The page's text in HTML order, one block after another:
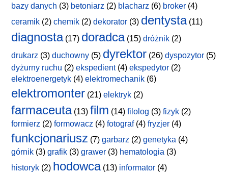
bazy danych (3) betoniarz (2) blacharz (6) broker (4)
ceramik (2) chemik (2) dekorator (3) dentysta(11)
diagnosta(17) doradca(15) dróżnik (2)
drukarz (3) duchowny (5) dyrektor (26) dyspozytor (5)
dyżurny ruchu (2) ekspedient(4) ekspedytor (2)
elektroenergetyk (4) elektromechanik (6)
elektromonter (21) elektryk (2)
farmaceuta(13) film (14) filolog (3) fizyk (2)
formierz (2) formowacz (4) fotograf(4) fryzjer (4)
funkcjonariusz (7) garbarz (2) genetyka (4)
górnik (3) grafik (3) grawer (3) hematologia (3)
historyk (2) hodowca(13) informator (4)